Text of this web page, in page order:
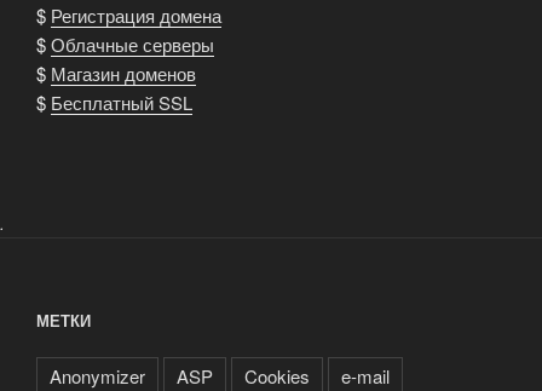
$ Регистрация домена
$Облачные серверы
$ Магазин доменов
$ Бесплатный SSL
.
МЕТКИ
Anonymizer ASP Cookies
e-mail